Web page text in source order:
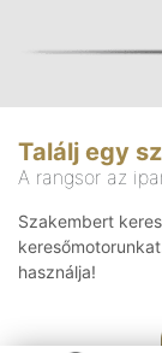
Találj egy
A rangsor az
Szakembert
használja!